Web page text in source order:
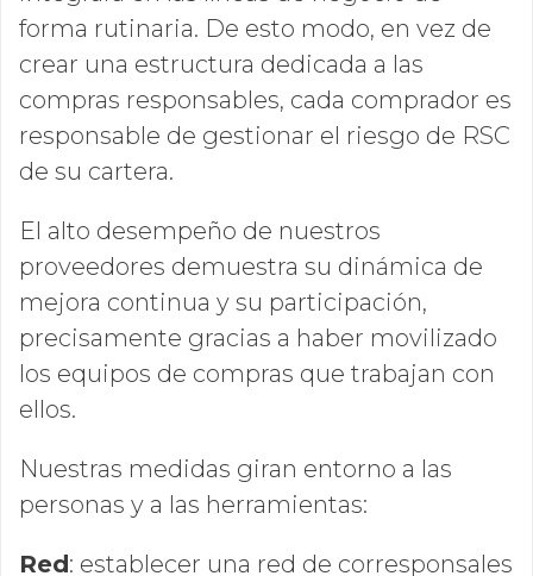
forma rutinaria. De esto modo, en vez de
crear una estructura dedicada a las
compras responsables, cada comprador es
responsable de gestionar el riesgo de RSC
de su cartera.
El alto desempeño de nuestros
proveedores demuestra su dinámica de
mejora continua y su participación,
precisamente gracias a haber movilizado
los equipos de compras que trabajan con
ellos.
Nuestras medidas giran entorno a las
personas y a las herramientas:
Red: establecer una red de corresponsales